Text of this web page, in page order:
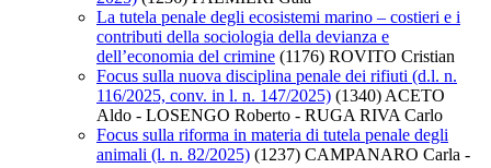
La tutela penale degli ecosistemi marino – costieri e i
contributi della sociologia della devianza e
dell’economia del crimine (1176) ROVITO Cristian
Focus sulla nuova disciplina penale dei rifiuti (d.l. n.
116/2025, conv. in l. n. 147/2025) (1340) ACETO
Aldo - LOSENGO Roberto - RUGA RIVA Carlo
Focus sulla riforma in materia di tutela penale degli
animali (l. n. 82/2025) (1237) CAMPANARO Carla -